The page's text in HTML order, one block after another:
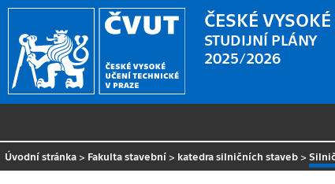
ČESKÉ
STUDIJNÍ PLÁNY
2025/2026
Úvodní stránka > Fakulta stavební > katedra silničních staveb >